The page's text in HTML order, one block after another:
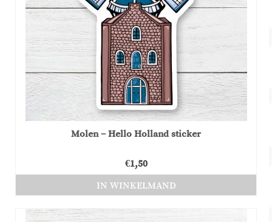
Molen – Hello Holland sticker
€1,50
IN WINKELMAND